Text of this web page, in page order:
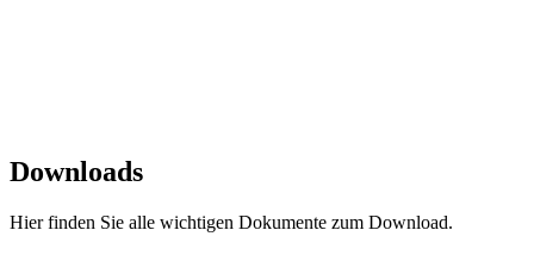
Downloads
Hier finden Sie alle wichtigen Dokumente zum Download.